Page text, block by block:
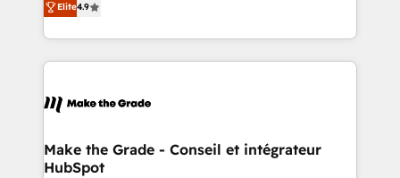
international offices and 175+ employees.
HubSpot un vrai levier de performance pour votre
organisation. Cela passe par la compréhension de
vos processus, la fiabilisation de vos données et
la plateforme. Nos domaines d'intervention : -
& reprise de données - Stratégie RevOps &
alignement Marketing / Sales - Data, reporting &
Elite4.9
Make the Grade - Conseil et intégrateur
HubSpot